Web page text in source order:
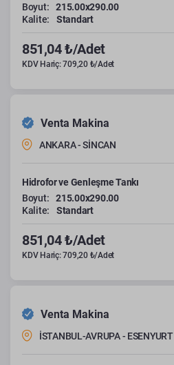
Boyut:
215.00x290.00
Kalite:
Standart
851,04 ₺/Adet
KDV Hariç: 709,20 ₺/Adet
Venta Makina
ANKARA - SİNCAN
Hidrofor ve Genleşme Tankı
Boyut:
215.00x290.00
Kalite:
Standart
851,04 ₺/Adet
KDV Hariç: 709,20 ₺/Adet
Venta Makina
İSTANBUL-AVRUPA - ESENYURT